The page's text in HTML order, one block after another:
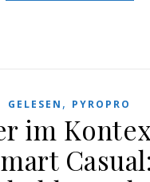
GELESEN , PYROPRO
im
Casual: